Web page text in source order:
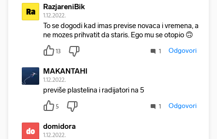
Ra RazjareniBik
1.12.2022.
To se dogodi kad imas previse novaca i vremena, a
ne mozes prihvatit da staris. Ego mu se otopio 🙃
13 1 Odgovori
MAKANTAHI
1.12.2022.
previše plastelina i radijatori na 5
5 1 Odgovori
do domidora
1.12.2022.